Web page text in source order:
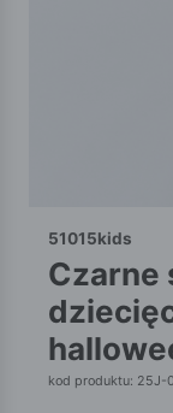
51015kids
czarne spodnie dresowe
kod produktu: 25J-